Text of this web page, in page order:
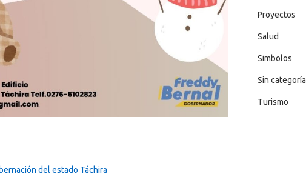
del estado Táchira
Proyectos
Salud
Simbolos
Sin categoría
Turismo